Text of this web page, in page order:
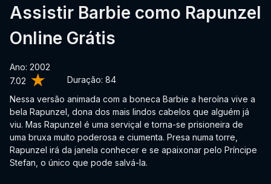
7.02 Duração: 84
Assistir Barbie como Rapunzel
Online Grátis
Ano: 2002
Nessa versão animada com a boneca Barbie a heroína vive a
bela Rapunzel, dona dos mais lindos cabelos que alguém já
viu. Mas Rapunzel é uma serviçal e torna-se prisioneira de
uma bruxa muito poderosa e ciumenta. Presa numa torre,
Rapunzel irá da janela conhecer e se apaixonar pelo Príncipe
Stefan, o único que pode salvá-la.